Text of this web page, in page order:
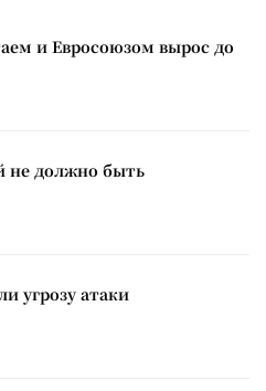
и Евросоюзом вырос до
не должно быть
угрозу атаки